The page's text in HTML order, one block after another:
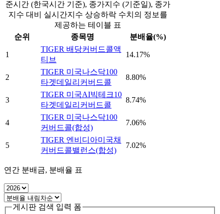
준시간 (한국시간 기준), 종가지수 (기준일), 종가
지수 대비 실시간지수 상승하락 수치의 정보를
제공하는 테이블 표
순위
종목명 분배율(%)
1
TIGER 배당커버드콜액
티브
14.17%
2
TIGER 미국나스닥100
타겟데일리커버드콜
8.80%
3
TIGER 미국AI빅테크10
타겟데일리커버드콜
8.74%
4
TIGER 미국나스닥100
커버드콜(합성)
7.06%
5
TIGER 엔비디아미국채
커버드콜밸런스(합성)
7.02%
연간 분배금, 분배율 표
게시판 검색 입력 폼